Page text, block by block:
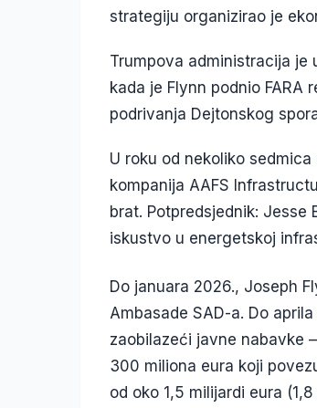
strategiju organizirao je
Trumpova administracija
kada je Flynn podnio
podrivanja Dejtonskog
U roku od nekoliko
kompanija AAFS
brat. Potpredsjednik: Jesse
iskustvo u energetskoj
Do januara 2026., Joseph
Ambasade SAD-a. Do
zaobilazeći javne nabavke
300 miliona eura koji
od oko 1,5 milijardi eura